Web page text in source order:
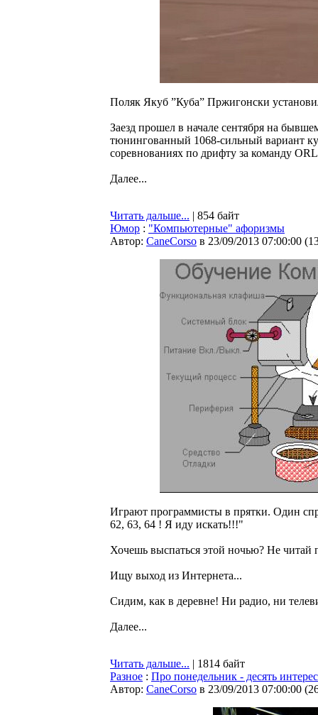
Поляк Якуб ”Куба” Пржигонски
Заезд прошел в начале сентября на
тюнингованный 1068-сильный вариант
соревнованиях по дрифту за команду
Далее...
Читать дальше... | 854 байт
Юмор : "Компьютерные" афоризмы
Автор: CaneCorso в 23/09/2013 07:00:00 (
Играют программисты в прятки. Один
62, 63, 64 ! Я иду искать!!!"
Хочешь выспаться этой ночью? Hе читай
Ищу выход из Интеpнета...
Сидим, как в деревне! Ни радио, ни
Далее...
Читать дальше... | 1814 байт
Разное : Про понедельник - десять
Автор: CaneCorso в 23/09/2013 07:00:00 (